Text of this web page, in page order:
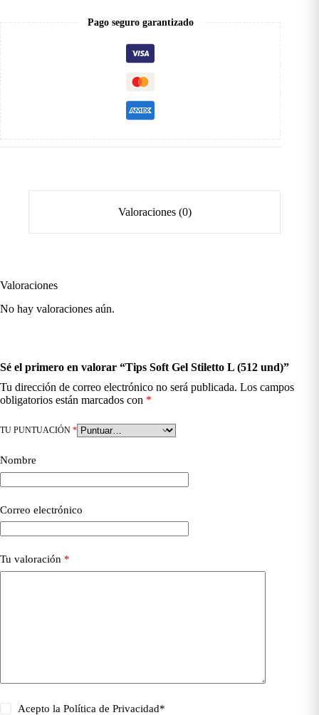
Pago seguro garantizado
Valoraciones (0)
Valoraciones
No hay valoraciones aún.
Sé el primero en valorar “Tips Soft Gel Stiletto L (512 und)”
Tu dirección de correo electrónico no será publicada. Los campos
obligatorios están marcados con *
TU PUNTUACIÓN *
Nombre
Correo electrónico
Tu valoración *
Acepto laPolítica de Privacidad*